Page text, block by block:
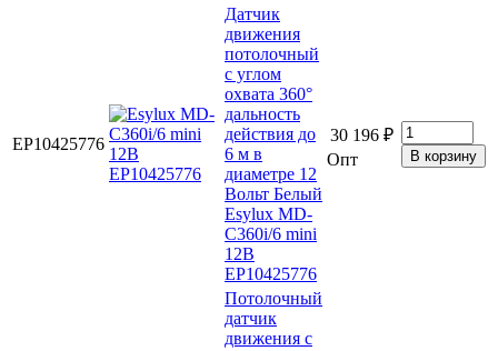
EP10425776
Датчик
движения
потолочный
с углом
охвата 360°
дальность
действия до
6 м в
диаметре 12
Вольт Белый
Esylux MD-
C360i/6 mini
12В
EP10425776
30 196 ₽
Опт
Потолочный
датчик
движения с